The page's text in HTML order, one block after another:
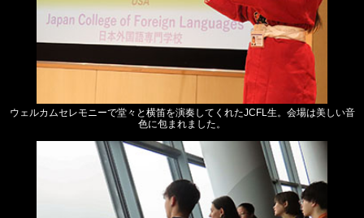
ウェルカムセレモニーで堂々と横笛を演奏してくれたJCFL生。会場は美しい音
色に包まれました。